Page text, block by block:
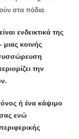
στα πόδια.
ενδεικτικά της
μιας κοινής
την
ή ένα κάψιμο
ενώ